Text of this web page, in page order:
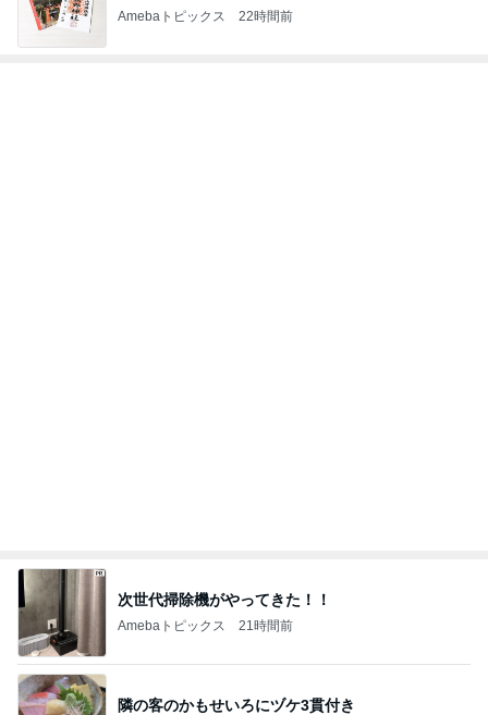
Amebaトピックス 22時間前
次世代掃除機がやってきた！！
Amebaトピックス 21時間前
隣の客のかもせいろにヅケ3貫付き